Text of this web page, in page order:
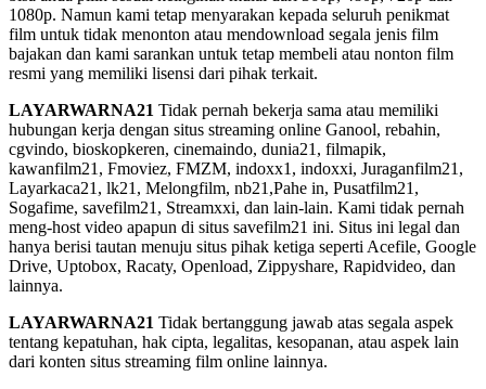
1080p. Namun kami tetap menyarakan kepada seluruh penikmat
film untuk tidak menonton atau mendownload segala jenis film
bajakan dan kami sarankan untuk tetap membeli atau nonton film
resmi yang memiliki lisensi dari pihak terkait.
LAYARWARNA21 Tidak pernah bekerja sama atau memiliki
hubungan kerja dengan situs streaming online Ganool, rebahin,
cgvindo, bioskopkeren, cinemaindo, dunia21, filmapik,
kawanfilm21, Fmoviez, FMZM, indoxx1, indoxxi, Juraganfilm21,
Layarkaca21, lk21, Melongfilm, nb21,Pahe in, Pusatfilm21,
Sogafime, savefilm21, Streamxxi, dan lain-lain. Kami tidak pernah
meng-host video apapun di situs savefilm21 ini. Situs ini legal dan
hanya berisi tautan menuju situs pihak ketiga seperti Acefile, Google
Drive, Uptobox, Racaty, Openload, Zippyshare, Rapidvideo, dan
lainnya.
LAYARWARNA21 Tidak bertanggung jawab atas segala aspek
tentang kepatuhan, hak cipta, legalitas, kesopanan, atau aspek lain
dari konten situs streaming film online lainnya.